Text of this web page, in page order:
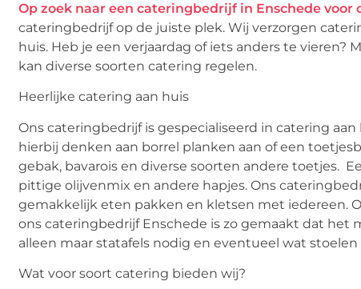
Op zoek naar een cateringbedrijf in Enschede voor
cateringbedrijf op de juiste plek. Wij verzorgen
huis. Heb je een verjaardag of iets anders te
kan diverse soorten catering regelen.
Heerlijke catering aan huis
Ons cateringbedrijf is gespecialiseerd in catering
hierbij denken aan borrel planken aan of een
gebak, bavarois en diverse soorten andere toetjes.
pittige olijvenmix en andere hapjes. Ons
gemakkelijk eten pakken en kletsen met iedereen.
ons cateringbedrijf Enschede is zo gemaakt dat het
alleen maar statafels nodig en eventueel wat
Wat voor soort catering bieden wij?